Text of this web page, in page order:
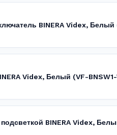
BINERA Videx, Белый
Videx, Белый (VF-
BINERA Videx,